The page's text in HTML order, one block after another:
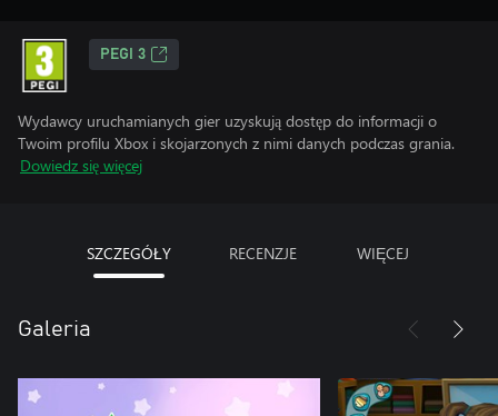
PEGI 3
Wydawcy uruchamianych gier uzyskują dostęp do informacji o
Twoim profilu Xbox i skojarzonych z nimi danych podczas grania.
Dowiedz się więcej
SZCZEGÓŁY RECENZJE WIĘCEJ
Galeria